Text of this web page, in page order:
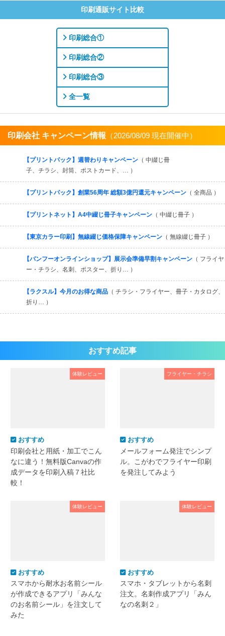
印刷通販サイト比較
印刷総合①
印刷総合②
印刷総合③
全一覧
印刷会社 キャンペーン情報 （2026/08/09 現在開催中）
【プリントパック】週替わりキャンペーン （ 中綴じ冊
子、チラシ、封筒、ポストカード、… ）
【プリントパック】創業56周年 総額3億円還元キャンペーン （ 全商品 ）
【プリントネット】A4中綴じ冊子キャンペーン （ 中綴じ冊子 ）
【東京カラー印刷】無線綴じ価格保障キャンペーン （ 無線綴じ冊子 ）
【バンフーオンラインショップ】展示会準備早割キャンペーン （ フライヤ
ー・チラシ、名刺、ポスター、折り… ）
【ラクスル】今月のお得な商品 （ チラシ・フライヤー、冊子・カタログ、
折り… ）
おすすめ記事
体験レビュー
おすすめ
印刷会社と用紙・加工でこん
なに違う！無料版Canvaの作
成データを印刷入稿７社比
較！
フライヤー・チラシ
おすすめ
メールフォーム発注でシンプ
ル。こがわでフライヤー印刷
を発注してみよう
体験レビュー
おすすめ
スマホから耐水お名前シール
が作成できるアプリ「みんな
のお名前シール」を注文して
みた
体験レビュー
おすすめ
スマホ・タブレットから名刺
注文。名刺作成アプリ「みん
なの名刺２」